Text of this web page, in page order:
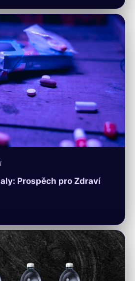
Prospěch pro Zdraví